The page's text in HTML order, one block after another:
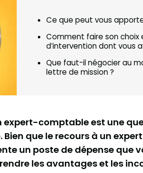
Ce que peut vous
Comment faire son choix
d’intervention dont vous
Que faut-il négocier au
lettre de mission ?
expert-comptable est une
Bien que le recours à un
un poste de dépense que
les avantages et les